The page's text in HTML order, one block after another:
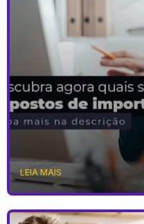
LEIA MAIS